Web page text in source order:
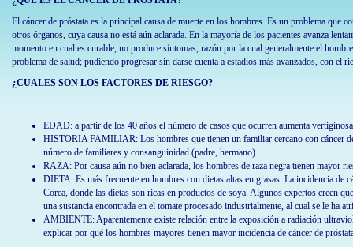
CÁNCER DE PRÓSTATA
¿QUÉ ES EL CÁNCER DE PRÓSTATA?
El cáncer de próstata es la principal causa de muerte en los hombres. Es un problema que
otros órganos, cuya causa no está aún aclarada. En la mayoría de los pacientes avanza
momento en cual es curable, no produce síntomas, razón por la cual generalmente el
EDAD: a partir de los 40 años el número de casos que ocurren aumenta
HISTORIA FAMILIAR: Los hombres que tienen un familiar cercano con cáncer
número de familiares y consanguinidad (padre, hermano).
RAZA: Por causa aún no bien aclarada, los hombres de raza negra tienen mayor
DIETA: Es más frecuente en hombres con dietas altas en grasas. La incidencia
Corea, donde las dietas son ricas en productos de soya. Algunos expertos creen
una sustancia encontrada en el tomate procesado industrialmente, al cual se le ha